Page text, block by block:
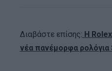
Διαβάστε επίσης: Η
νέα πανέμορφα ρολόγια